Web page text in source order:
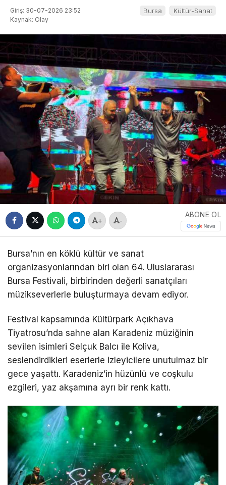
Giriş: 30-07-2026 23:52
Kaynak: Olay
Bursa Kültür-Sanat
+ -
ABONE OL
Bursa’nın en köklü kültür ve sanat
organizasyonlarından biri olan 64. Uluslararası
Bursa Festivali, birbirinden değerli sanatçıları
müzikseverlerle buluşturmaya devam ediyor.
Festival kapsamında Kültürpark Açıkhava
Tiyatrosu’nda sahne alan Karadeniz müziğinin
sevilen isimleri Selçuk Balcı ile Koliva,
seslendirdikleri eserlerle izleyicilere unutulmaz bir
gece yaşattı. Karadeniz’in hüzünlü ve coşkulu
ezgileri, yaz akşamına ayrı bir renk kattı.